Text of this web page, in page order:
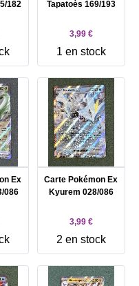
182 Tapatoès 169/193
3,99 €
1 en stock
Ex
086
Carte Pokémon Ex
Kyurem 028/086
3,99 €
2 en stock